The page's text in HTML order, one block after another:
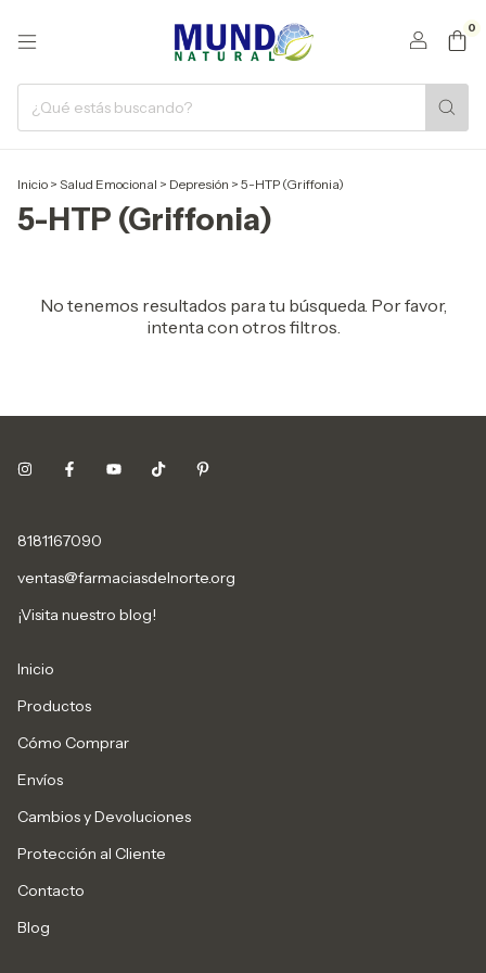
0
Inicio > Salud Emocional > Depresión > 5-HTP (Griffonia)
5-HTP (Griffonia)
No tenemos resultados para tu búsqueda. Por favor,
intenta con otros filtros.
8181167090
ventas@farmaciasdelnorte.org
¡Visita nuestro blog!
Inicio
Productos
Cómo Comprar
Envíos
Cambios y Devoluciones
Protección al Cliente
Contacto
Blog